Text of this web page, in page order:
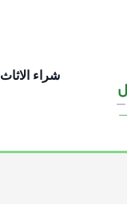
شراء الاثاث